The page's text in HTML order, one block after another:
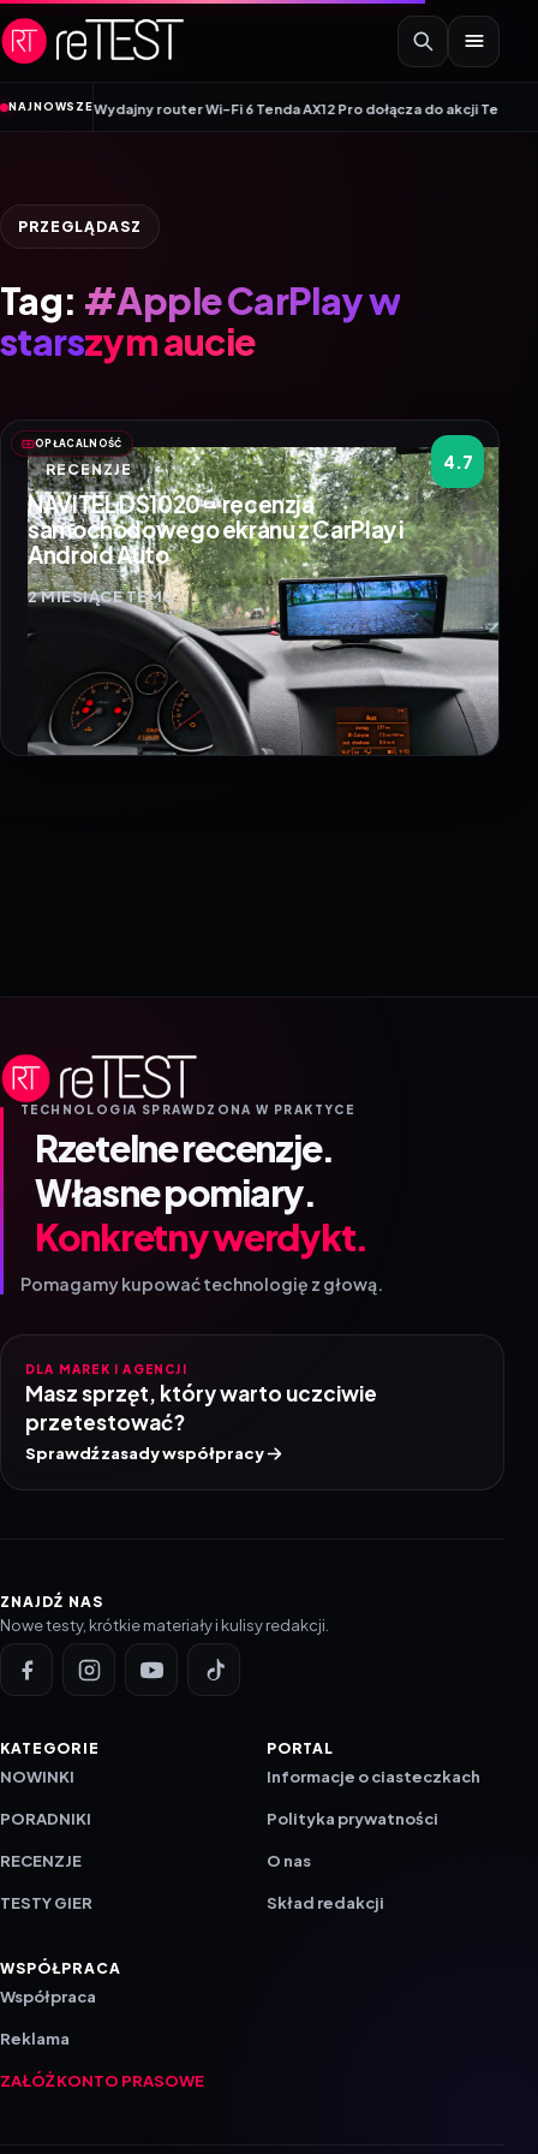
Przejdź do treści
NAJNOWSZE
linii•Wydajny router Wi-Fi 6 Tenda AX12 Pro dołącza do akcji Tenda
PRZEGLĄDASZ
Tag: #Apple CarPlay w
starszym aucie
OPŁACALNOŚĆ
4.7
RECENZJE
NAVITEL DS1020 – recenzja
samochodowego ekranu z CarPlay i
Android Auto
2 MIESIĄCE TEMU
TECHNOLOGIA SPRAWDZONA W PRAKTYCE
Rzetelne recenzje.
Własne pomiary.
Konkretny werdykt.
Pomagamy kupować technologię z głową.
DLA MAREK I AGENCJI
Masz sprzęt, który warto uczciwie
przetestować?
Sprawdź zasady współpracy
ZNAJDŹ NAS
Nowe testy, krótkie materiały i kulisy redakcji.
KATEGORIE
NOWINKI
PORADNIKI
RECENZJE
TESTY GIER
PORTAL
Informacje o ciasteczkach
Polityka prywatności
O nas
Skład redakcji
WSPÓŁPRACA
Współpraca
Reklama
ZAŁÓŻ KONTO PRASOWE